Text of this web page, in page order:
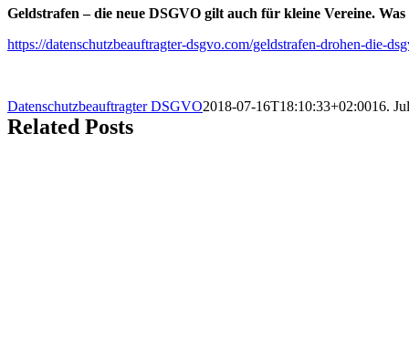
Geldstrafen – die neue DSGVO gilt auch für kleine Vereine.
https://datenschutzbeauftragter-dsgvo.com/geldstrafen-drohen-die-
Datenschutzbeauftragter DSGVO2018-07-16T18:10:33+02:0016.
Related Posts